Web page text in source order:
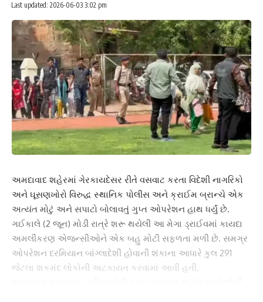
Last updated: 2026-06-03 3:02 pm
અમદાવાદ શહેરમાં ગેરકાયદેસર રીતે વસવાટ કરતા વિદેશી નાગરિકો
અને ઘૂસણખોરો વિરુદ્ધ સ્થાનિક પોલીસ અને ક્રાઈમ બ્રાન્ચે એક
અત્યંત મોટું અને સપાટો બોલાવતું ગુપ્ત ઓપરેશન હાથ ધર્યું છે.
ગઈકાલે (2 જૂન) મોડી રાત્રે શરૂ થયેલી આ મેગા ડ્રાઈવમાં કાયદા
અમલીકરણ એજન્સીઓને એક બહુ મોટી સફળતા મળી છે. સમગ્ર
ઓપરેશન દરમિયાન બાંગ્લાદેશી હોવાની શંકાના આધારે કુલ 291
જેટલા શકમંદ લોકોની અટકાયત કરવામાં આવી હતી.